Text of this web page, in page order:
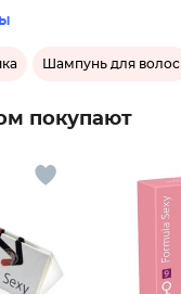
Шампунь для волос
покупают